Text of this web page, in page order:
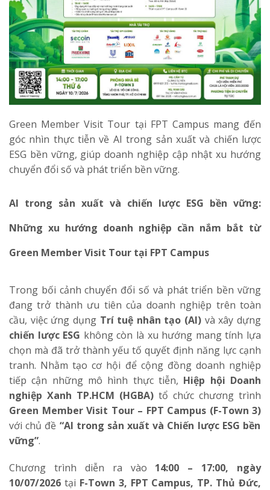
Green Member Visit Tour tại FPT Campus mang đến
góc nhìn thực tiễn về AI trong sản xuất và chiến lược
ESG bền vững, giúp doanh nghiệp cập nhật xu hướng
chuyển đổi số và phát triển bền vững.
AI trong sản xuất và chiến lược ESG bền vững:
Những xu hướng doanh nghiệp cần nắm bắt từ
Green Member Visit Tour tại FPT Campus
Trong bối cảnh chuyển đổi số và phát triển bền vững
đang trở thành ưu tiên của doanh nghiệp trên toàn
cầu, việc ứng dụng Trí tuệ nhân tạo (AI) và xây dựng
chiến lược ESG không còn là xu hướng mang tính lựa
chọn mà đã trở thành yếu tố quyết định năng lực cạnh
tranh. Nhằm tạo cơ hội để cộng đồng doanh nghiệp
tiếp cận những mô hình thực tiễn, Hiệp hội Doanh
nghiệp Xanh TP.HCM (HGBA) tổ chức chương trình
Green Member Visit Tour – FPT Campus (F-Town 3)
với chủ đề “AI trong sản xuất và Chiến lược ESG bền
vững”.
Chương trình diễn ra vào 14:00 – 17:00, ngày
10/07/2026 tại F-Town 3, FPT Campus, TP. Thủ Đức,